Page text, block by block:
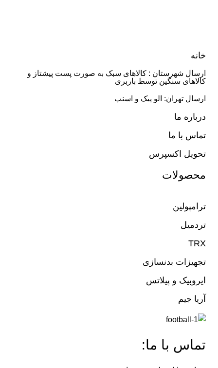
خانه
ارسال شهرستان : کالاهای سبک به صورت پست پیشتاز و
کالاهای سنگین توسط باربری
ارسال تهران: الو پیک و اسنپ
درباره ما
تماس با ما
تحویل اکسپرس
محصولات
ترامپولین
تردمیل
TRX
تجهیزات بدنسازی
ایروبیک و پیلاتس
آریا جیم
تماس با ما: